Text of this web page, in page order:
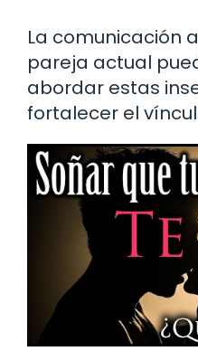
La comunicación
pareja actual
abordar estas
fortalecer el